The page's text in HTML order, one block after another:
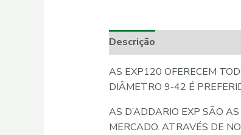
Descrição
AS EXP120 OFERECEM
DIÂMETRO 9-42 É
AS D’ADDARIO EXP SÃO
MERCADO. ATRAVÉS DE